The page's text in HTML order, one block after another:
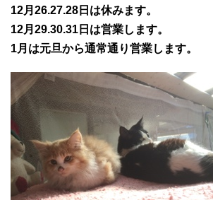
12月26.27.28日は休みます。
12月29.30.31日は営業します。
1月は元旦から通常通り営業します。